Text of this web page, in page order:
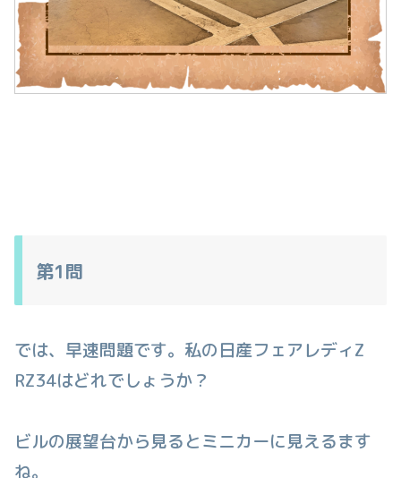
第1問
では、早速問題です。私の日産フェアレディZ
RZ34はどれでしょうか？
ビルの展望台から見るとミニカーに見えるます
ね。